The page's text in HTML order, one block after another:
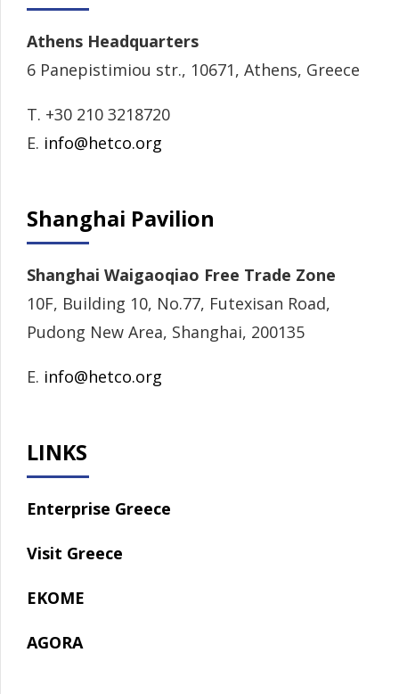
Athens Headquarters
6 Panepistimiou str., 10671, Athens, Greece
T. +30 210 3218720
E. info@hetco.org
Shanghai Pavilion
Shanghai Waigaoqiao Free Trade Zone
10F, Building 10, No.77, Futexisan Road,
Pudong New Area, Shanghai, 200135
E. info@hetco.org
LINKS
Enterprise Greece
Visit Greece
EKOME
AGORA